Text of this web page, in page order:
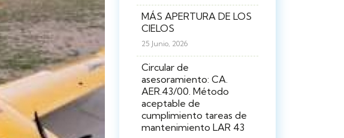
MÁS APERTURA DE LOS
CIELOS
25 Junio, 2026
Circular de
asesoramiento: CA.
AER.43/00. Método
aceptable de
cumplimiento tareas de
mantenimiento LAR 43